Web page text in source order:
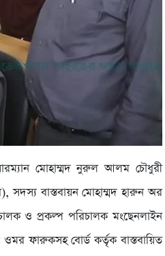
মোহাম্মদ নুরুল আলম চৌধুরী
সদস্য বাস্তবায়ন মোহাম্মদ হারুন অর
ও প্রকল্প পরিচালক মংছেনলাইন
ওমর ফারুকসহ বোর্ড কর্তৃক বাস্তবায়িত